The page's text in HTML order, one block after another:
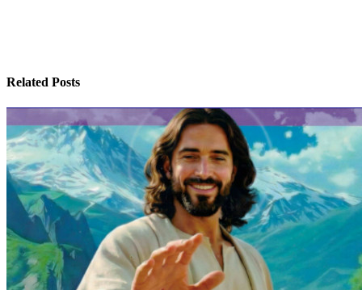
Related Posts